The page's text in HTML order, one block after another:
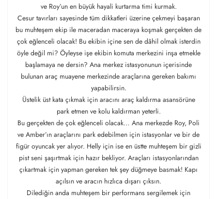
ve Roy’un en büyük hayali kurtarma timi kurmak.
Cesur tavırları sayesinde tüm dikkatleri üzerine çekmeyi başaran
bu muhteşem ekip ile maceradan maceraya koşmak gerçekten de
çok eğlenceli olacak! Bu ekibin içine sen de dâhil olmak isterdin
öyle değil mi? Öyleyse işe ekibin komuta merkezini inşa etmekle
başlamaya ne dersin? Ana merkez istasyonunun içerisinde
bulunan araç muayene merkezinde araçlarına gereken bakımı
yapabilirsin.
Üstelik üst kata çıkmak için aracını araç kaldırma asansörüne
park etmen ve kolu kaldırman yeterli.
Bu gerçekten de çok eğlenceli olacak… Ana merkezde Roy, Poli
ve Amber’ın araçlarını park edebilmen için istasyonlar ve bir de
figür oyuncak yer alıyor. Helly için ise en üstte muhteşem bir gizli
pist seni şaşırtmak için hazır bekliyor. Araçları istasyonlarından
çıkartmak için yapman gereken tek şey düğmeye basmak! Kapı
açılsın ve aracın hızlıca dışarı çıksın.
Dilediğin anda muhteşem bir performans sergilemek için